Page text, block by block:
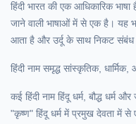
हिंदी भारत की एक आधिकारिक
जाने वाली भाषाओं में से एक है। यह
आता है और उर्दू के साथ निकट संबंध
हिंदी नाम समृद्ध सांस्कृतिक,
कई हिंदी नाम हिंदू धर्म, बौद्ध धर्म
"कृष्ण" हिंदू धर्म में प्रमुख देवता में से